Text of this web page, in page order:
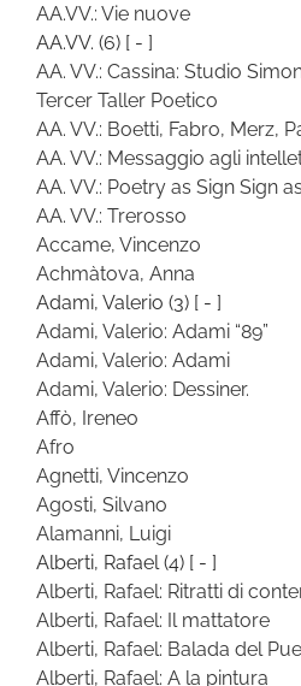
AA.VV.: Vie nuove
AA.VV. (6) [ - ]
AA. VV.: Cassina: Studio
Tercer Taller Poetico
AA. VV.: Boetti, Fabro, Merz,
AA. VV.: Messaggio agli
AA. VV.: Poetry as Sign Sign
AA. VV.: Trerosso
Accame, Vincenzo
Achmàtova, Anna
Adami, Valerio (3) [ - ]
Adami, Valerio: Adami “89”
Adami, Valerio: Adami
Adami, Valerio: Dessiner.
Affò, Ireneo
Afro
Agnetti, Vincenzo
Agosti, Silvano
Alamanni, Luigi
Alberti, Rafael(4) [ - ]
Alberti, Rafael: Ritratti di
Alberti, Rafael: Il mattatore
Alberti, Rafael: Balada del
Alberti, Rafael: A la pintura